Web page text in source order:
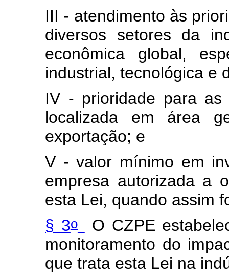
III - atendimento às
diversos setores da
econômica global,
industrial, tecnológica e
IV - prioridade para
localizada em área
exportação; e
V - valor mínimo em
empresa autorizada a
esta Lei, quando assim
§ 3o
O CZPE
monitoramento do
que trata esta Lei na